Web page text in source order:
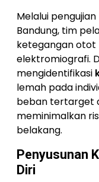
Melalui
Bandung, tim
ketegangan otot
elektromiografi.
mengidentifikasi
lemah pada
beban tertarget
meminimalkan
belakang.
Penyusunan
Diri